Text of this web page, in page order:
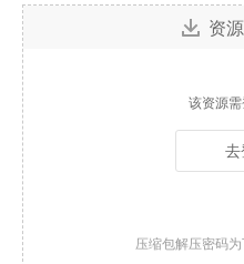
资
该资源
去
压缩包解压密码为